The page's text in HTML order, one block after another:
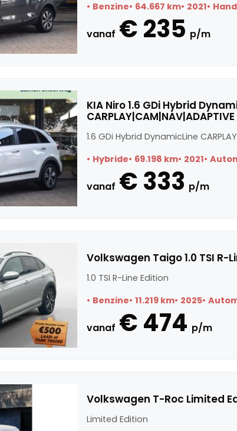
Benzine 64.667 km 2021
vanaf € 235 p/m
KIA Niro 1.6 GDi Hybrid
CARPLAY|CAM|NAV|ADAPTIVE
1.6 GDi Hybrid DynamicLine
Hybride 69.198 km 2021
vanaf € 333 p/m
Volkswagen Taigo 1.0 TSI R-
1.0 TSI R-Line Edition
Benzine 11.219 km 2025
vanaf € 474 p/m
Volkswagen T-Roc Limited
Limited Edition